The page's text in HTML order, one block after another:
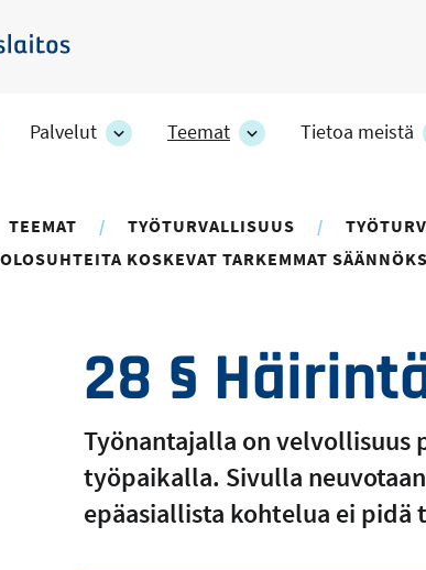
Palvelut
Palvelut
alakohteet
Teemat
TeematTietoa meistä
TEEMAT TYÖTURVALLISUUS
KOSKEVAT TARKEMMAT
28 §
Työnantajalla on velvollisuus
työpaikalla. Sivulla
epäasiallista kohtelua ei pidä